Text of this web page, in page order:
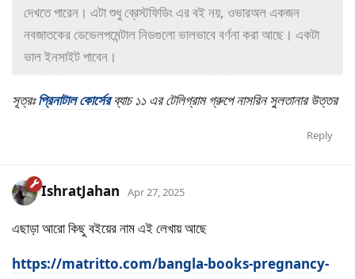
দেখতে পারেন। এটা শুধু ব্রেস্টফিডিং এর বই নয়, ওভারঅল একজন
নবজাতকের ডেভেলপমেন্টাল নিডগুলো ভালভাবে বর্ণনা করা আছে। একটা
ভাল ইনসাইট পাবেন।
সূত্রঃপ্রিনাটাল কোর্সেরব্যাচ ১১ এর টেলিগ্রাম গ্রুপে নাসরিন সুলতানার উত্তর
Reply
IshratJahan Apr 27, 2025
এছাড়া আরো কিছু বইয়ের নাম এই লেখায় আছে
https://matritto.com/bangla-books-pregnancy-